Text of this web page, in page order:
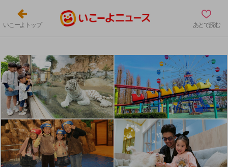
いこーよトップ あとで読む